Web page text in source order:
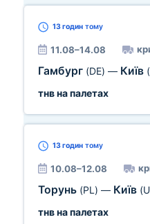
13 годин тому
11.08–14.08
Гамбург (DE) — Київ
тнв на палетах
13 годин тому
10.08–12.08
Торунь (PL) — Київ
тнв на палетах